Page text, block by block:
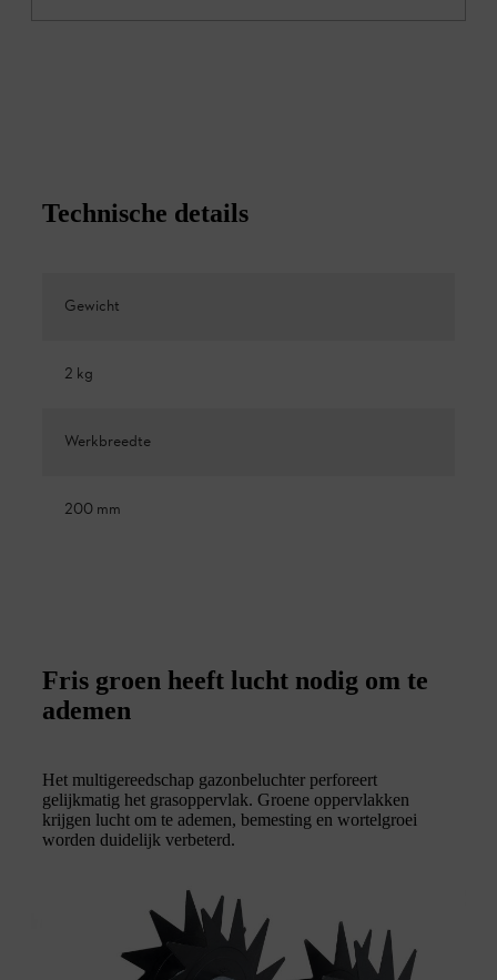
Technische details
Gewicht
2 kg
Werkbreedte
200 mm
Fris groen heeft lucht nodig om te
ademen
Het multigereedschap gazonbeluchter perforeert
gelijkmatig het grasoppervlak. Groene oppervlakken
krijgen lucht om te ademen, bemesting en wortelgroei
worden duidelijk verbeterd.